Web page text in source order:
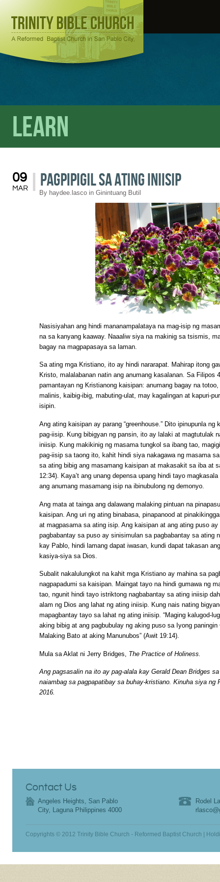
Learn
09
MAR Pagpipigil sa Ating Iniisip
By haydee.lasco in Ginintuang Butil
Nasisiyahan ang hindi mananampalataya na mag-isip ng
na sa kanyang kaaway. Naaaliw siya na makinig sa tsismis,
bagay na magpapasaya sa laman.
Sa ating mga Kristiano, ito ay hindi nararapat. Mahirap itong
Kristo, malalabanan natin ang anumang kasalanan. Sa Filipos
pamantayan ng Kristianong kaisipan: anumang bagay na
malinis, kaibig-ibig, mabuting-ulat, may kagalingan at kapuri-
isipin.
Ang ating kaisipan ay parang “greenhouse.” Dito ipinupunla ng
pag-iisip. Kung bibigyan ng pansin, ito ay lalaki at magtutulak
iniisip. Kung makikinig ng masama tungkol sa ibang tao,
pag-iisip sa taong ito, kahit hindi siya nakagawa ng masama
sa ating bibig ang masamang kaisipan at makasakit sa iba at
12:34). Kaya’t ang unang depensa upang hindi tayo
ang anumang masamang isip na ibinubulong ng demonyo.
Ang mata at tainga ang dalawang malaking pintuan na
kaisipan. Ang uri ng ating binabasa, pinapanood at
at magpasama sa ating isip. Ang kaisipan at ang ating puso ay
pagbabantay sa puso ay sinisimulan sa pagbabantay sa ating
kay Pablo, hindi lamang dapat iwasan, kundi dapat takasan
kasiya-siya sa Dios.
Subalit nakalulungkot na kahit mga Kristiano ay mahina sa
nagpapadumi sa kaisipan. Maingat tayo na hindi gumawa ng
tao, ngunit hindi tayo istriktong nagbabantay sa ating iniisip
alam ng Dios ang lahat ng ating iniisip. Kung nais nating
mapagbantay tayo sa lahat ng ating iniisip. “Maging kalugod-
aking bibig at ang pagbubulay ng aking puso sa Iyong
Malaking Bato at aking Manunubos” (Awit 19:14).
Mula sa Aklat ni Jerry Bridges, The Practice of Holiness.
Ang pagsasalin na ito ay pag-alala kay Gerald Dean Bridges
naiambag sa pagpapatibay sa buhay-kristiano. Kinuha siya ng
2016.
Contact Us
Angeles Heights, San Pablo
City, Laguna Philippines 4000
Rodel
Copyrights © 2012 Trinity Bible Church - Reformed Baptist Church |